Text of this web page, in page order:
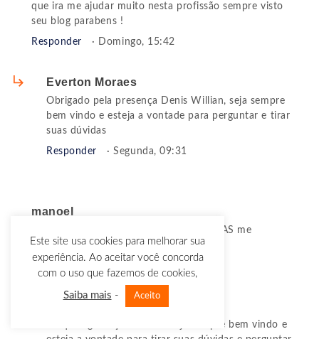
que ira me ajudar muito nesta profissão sempre visto
seu blog parabens !
Responder · Domingo, 15:42
Everton Moraes
Obrigado pela presença Denis Willian, seja sempre
bem vindo e esteja a vontade para perguntar e tirar
suas dúvidas
Responder · Segunda, 09:31
manoel
OBRIGADO EVERTON PELAS DICAS ELAS me
motivaram muito excelente blog
Responder
Everton Moraes
Eu que agradeço Manoel! seja sempre bem vindo e
Este site usa cookies para melhorar sua
experiência. Ao aceitar você concorda
com o uso que fazemos de cookies,
Saiba mais - Aceito